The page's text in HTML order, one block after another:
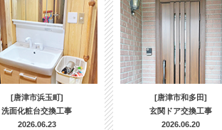
[唐津市浜玉町]
洗面化粧台交換工事
2026.06.23
[唐津市和多田]
玄関ドア交換工事
2026.06.20